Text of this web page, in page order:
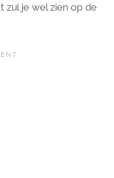
zul je wel zien op de